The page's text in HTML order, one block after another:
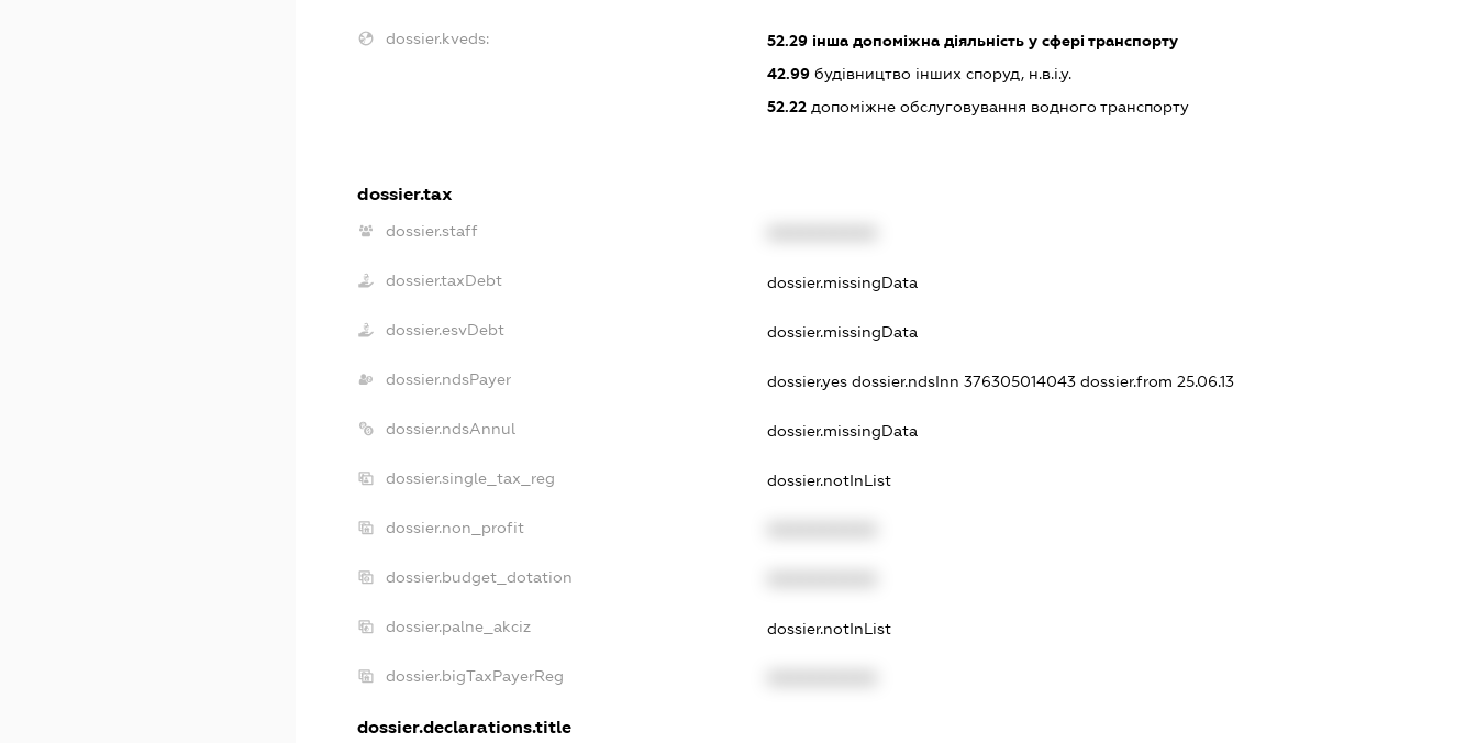
dossier.kveds: 52.29інша допоміжна діяльність у сфері транспорту
42.99будівництво інших споруд, н.в.і.у.
52.22допоміжне обслуговування водного транспорту
dossier.tax
dossier.staff
dossier.taxDebt dossier.missingData
dossier.esvDebt dossier.missingData
dossier.ndsPayer dossier.yes dossier.ndsInn 376305014043 dossier.from 25.06.13
dossier.ndsAnnul dossier.missingData
dossier.single_tax_reg dossier.notInList
dossier.non_profit
dossier.budget_dotation
dossier.palne_akciz dossier.notInList
dossier.bigTaxPayerReg
dossier.declarations.title